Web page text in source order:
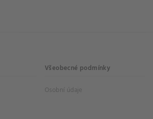
Všeobecné podmínky
Osobní údaje